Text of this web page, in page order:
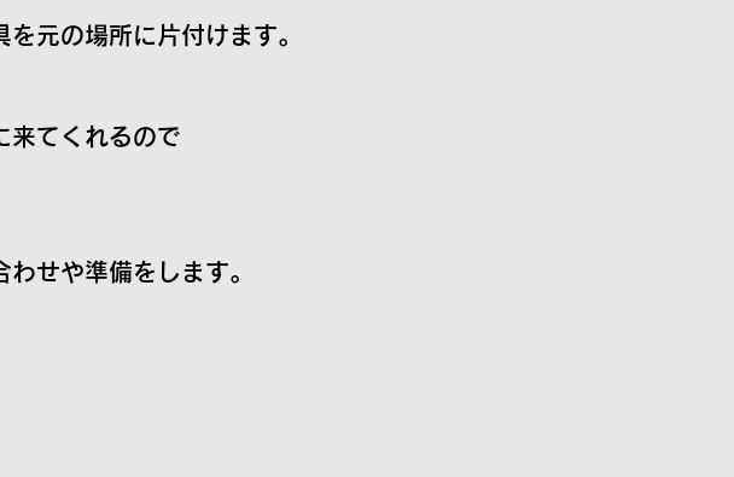
の場所に片付けます。
くれるので
や準備をします。